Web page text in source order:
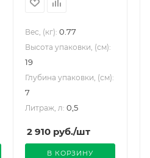
Вес, (кг): 0.77
Высота упаковки, (см):
19
Глубина упаковки, (см):
7
Литраж, л: 0,5
2 910 руб./шт
В КОРЗИНУ